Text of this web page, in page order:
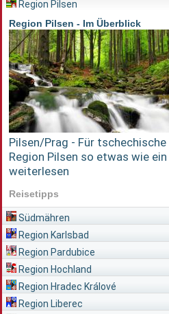
Region Pilsen
Region Pilsen - Im Überblick
Pilsen/Prag - Für
Region Pilsen so etwas wie
weiterlesen
Reisetipps
Südmähren
Region Karlsbad
Region Pardubice
Region Hochland
Region Hradec Králové
Region Liberec